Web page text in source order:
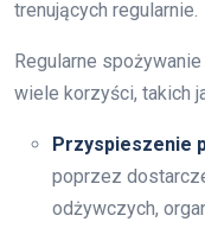
trenujących regularnie.
Regularne
wiele korzyści, takich
Przyspieszenie
poprzez
odżywczych,